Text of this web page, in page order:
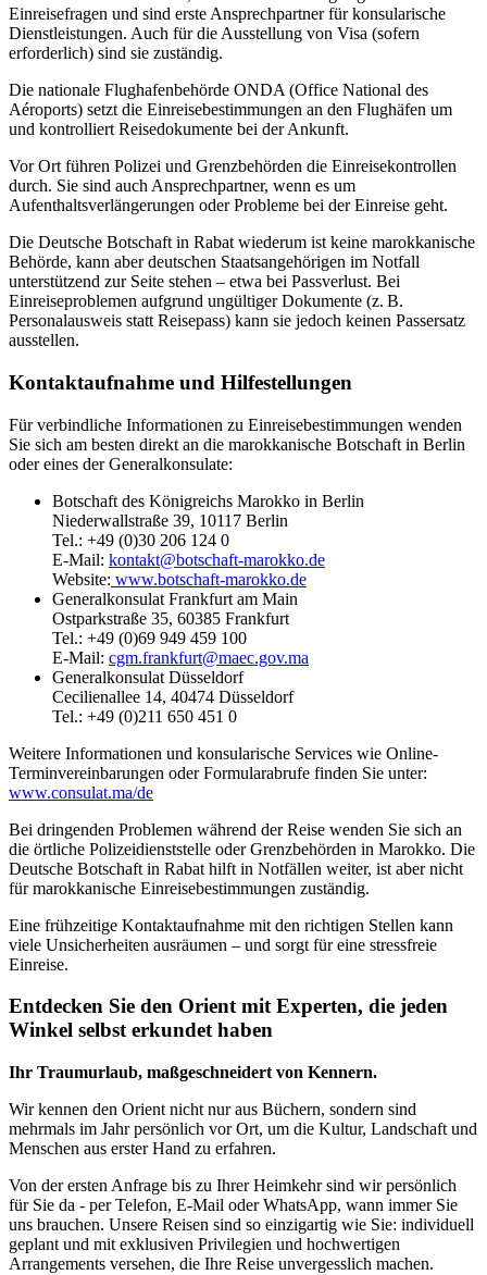
Einreisefragen und sind erste Ansprechpartner für konsularische
Dienstleistungen. Auch für die Ausstellung von Visa (sofern
erforderlich) sind sie zuständig.
Die nationale Flughafenbehörde ONDA (Office National des
Aéroports) setzt die Einreisebestimmungen an den Flughäfen um
und kontrolliert Reisedokumente bei der Ankunft.
Vor Ort führen Polizei und Grenzbehörden die Einreisekontrollen
durch. Sie sind auch Ansprechpartner, wenn es um
Aufenthaltsverlängerungen oder Probleme bei der Einreise geht.
Die Deutsche Botschaft in Rabat wiederum ist keine marokkanische
Behörde, kann aber deutschen Staatsangehörigen im Notfall
unterstützend zur Seite stehen – etwa bei Passverlust. Bei
Einreiseproblemen aufgrund ungültiger Dokumente (z. B.
Personalausweis statt Reisepass) kann sie jedoch keinen Passersatz
ausstellen.
Kontaktaufnahme und Hilfestellungen
Für verbindliche Informationen zu Einreisebestimmungen wenden
Sie sich am besten direkt an die marokkanische Botschaft in Berlin
oder eines der Generalkonsulate:
Botschaft des Königreichs Marokko in Berlin
Niederwallstraße 39, 10117 Berlin
Tel.: +49 (0)30 206 124 0
E-Mail: kontakt@botschaft-marokko.de
Website: www.botschaft-marokko.de
Generalkonsulat Frankfurt am Main
Ostparkstraße 35, 60385 Frankfurt
Tel.: +49 (0)69 949 459 100
E-Mail: cgm.frankfurt@maec.gov.ma
Generalkonsulat Düsseldorf
Cecilienallee 14, 40474 Düsseldorf
Tel.: +49 (0)211 650 451 0
Weitere Informationen und konsularische Services wie Online-
Terminvereinbarungen oder Formularabrufe finden Sie unter:
www.consulat.ma/de
Bei dringenden Problemen während der Reise wenden Sie sich an
die örtliche Polizeidienststelle oder Grenzbehörden in Marokko. Die
Deutsche Botschaft in Rabat hilft in Notfällen weiter, ist aber nicht
für marokkanische Einreisebestimmungen zuständig.
Eine frühzeitige Kontaktaufnahme mit den richtigen Stellen kann
viele Unsicherheiten ausräumen – und sorgt für eine stressfreie
Einreise.
Entdecken Sie den Orient mit Experten, die jeden
Winkel selbst erkundet haben
Ihr Traumurlaub, maßgeschneidert von Kennern.
Wir kennen den Orient nicht nur aus Büchern, sondern sind
mehrmals im Jahr persönlich vor Ort, um die Kultur, Landschaft und
Menschen aus erster Hand zu erfahren.
Von der ersten Anfrage bis zu Ihrer Heimkehr sind wir persönlich
für Sie da - per Telefon, E-Mail oder WhatsApp, wann immer Sie
uns brauchen. Unsere Reisen sind so einzigartig wie Sie: individuell
geplant und mit exklusiven Privilegien und hochwertigen
Arrangements versehen, die Ihre Reise unvergesslich machen.